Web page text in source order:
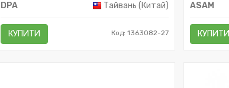
DPA
Тайвань (Китай)
КУПИТИ Код: 1363082-27
ASAM
КУПИТИ